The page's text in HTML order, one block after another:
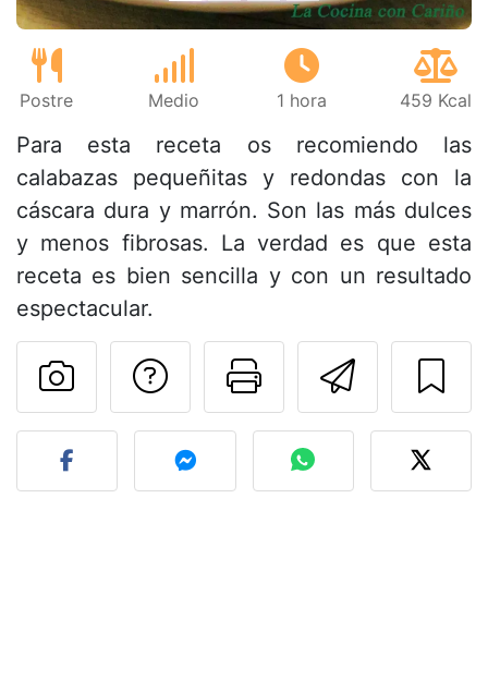
Postre Medio 1 hora 459 Kcal
Para esta receta os recomiendo las
calabazas pequeñitas y redondas con la
cáscara dura y marrón. Son las más dulces
y menos fibrosas. La verdad es que esta
receta es bien sencilla y con un resultado
espectacular.
Imprimir
Preguntar al autor
Publicar la foto de esta